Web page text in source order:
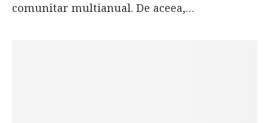
comunitar multianual. De aceea,…